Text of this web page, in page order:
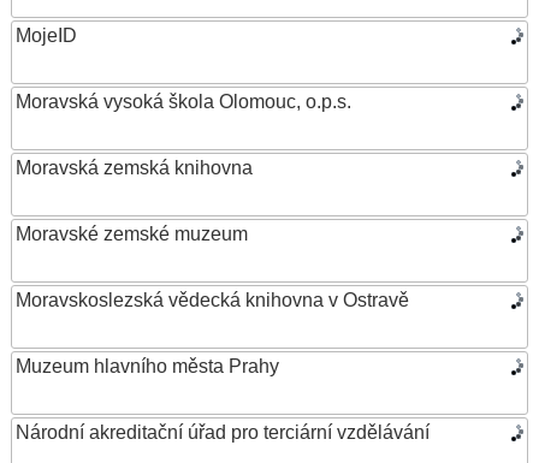
MojeID
Moravská vysoká škola Olomouc, o.p.s.
Moravská zemská knihovna
Moravské zemské muzeum
Moravskoslezská vědecká knihovna v Ostravě
Muzeum hlavního města Prahy
Národní akreditační úřad pro terciární vzdělávání